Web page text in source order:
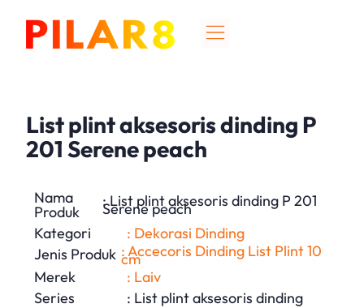
List plint aksesoris dinding P
201 Serene peach
Nama
Produk
: List plint aksesoris dinding P 201
Serene peach
Kategori
: Dekorasi Dinding
Jenis Produk : Accecoris Dinding List Plint 10
cm
Merek
: Laiv
Series
: List plint aksesoris dinding